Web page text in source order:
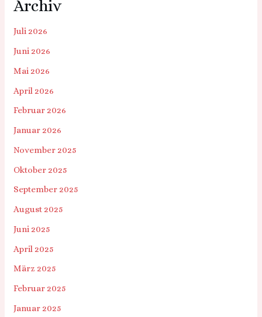
Archiv
Juli 2026
Juni 2026
Mai 2026
April 2026
Februar 2026
Januar 2026
November 2025
Oktober 2025
September 2025
August 2025
Juni 2025
April 2025
März 2025
Februar 2025
Januar 2025